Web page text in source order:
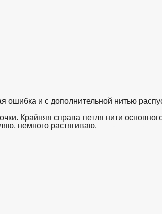
и с дополнительной нитью
Крайняя справа петля нити
немного растягиваю.